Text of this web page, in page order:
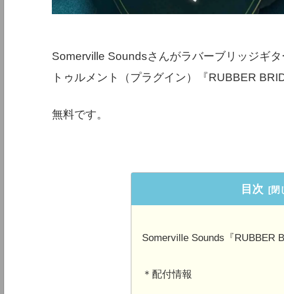
Somerville Soundsさんがラバーブリッジギ
トゥルメント（プラグイン）『RUBBER
無料です。
目次
Somerville Sounds『RUBBER
＊配付情報